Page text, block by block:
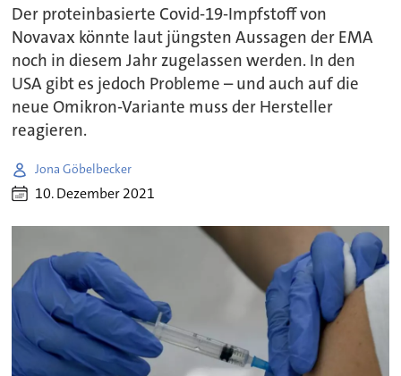
Der proteinbasierte Covid-19-Impfstoff von
Novavax könnte laut jüngsten Aussagen der EMA
noch in diesem Jahr zugelassen werden. In den
USA gibt es jedoch Probleme – und auch auf die
neue Omikron-Variante muss der Hersteller
reagieren.
Jona Göbelbecker
10. Dezember 2021